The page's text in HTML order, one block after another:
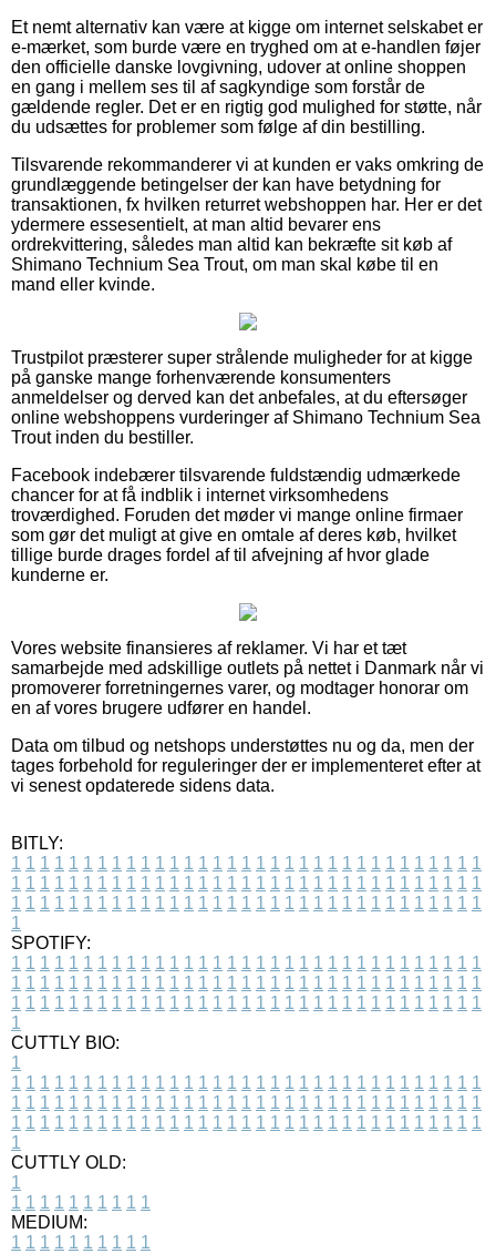
Et nemt alternativ kan være at kigge om internet selskabet er
e-mærket, som burde være en tryghed om at e-handlen føjer
den officielle danske lovgivning, udover at online shoppen
en gang i mellem ses til af sagkyndige som forstår de
gældende regler. Det er en rigtig god mulighed for støtte, når
du udsættes for problemer som følge af din bestilling.
Tilsvarende rekommanderer vi at kunden er vaks omkring de
grundlæggende betingelser der kan have betydning for
transaktionen, fx hvilken returret webshoppen har. Her er det
ydermere essesentielt, at man altid bevarer ens
ordrekvittering, således man altid kan bekræfte sit køb af
Shimano Technium Sea Trout, om man skal købe til en
mand eller kvinde.
Trustpilot præsterer super strålende muligheder for at kigge
på ganske mange forhenværende konsumenters
anmeldelser og derved kan det anbefales, at du eftersøger
online webshoppens vurderinger af Shimano Technium Sea
Trout inden du bestiller.
Facebook indebærer tilsvarende fuldstændig udmærkede
chancer for at få indblik i internet virksomhedens
troværdighed. Foruden det møder vi mange online firmaer
som gør det muligt at give en omtale af deres køb, hvilket
tillige burde drages fordel af til afvejning af hvor glade
kunderne er.
Vores website finansieres af reklamer. Vi har et tæt
samarbejde med adskillige outlets på nettet i Danmark når vi
promoverer forretningernes varer, og modtager honorar om
en af vores brugere udfører en handel.
Data om tilbud og netshops understøttes nu og da, men der
tages forbehold for reguleringer der er implementeret efter at
vi senest opdaterede sidens data.
BITLY:
1 1 1 1 1 1 1 1 1 1 1 1 1 1 1 1 1 1 1 1 1 1 1 1 1 1 1 1 1 1 1 1 1
1 1 1 1 1 1 1 1 1 1 1 1 1 1 1 1 1 1 1 1 1 1 1 1 1 1 1 1 1 1 1 1 1
1 1 1 1 1 1 1 1 1 1 1 1 1 1 1 1 1 1 1 1 1 1 1 1 1 1 1 1 1 1 1 1 1
1
SPOTIFY:
1 1 1 1 1 1 1 1 1 1 1 1 1 1 1 1 1 1 1 1 1 1 1 1 1 1 1 1 1 1 1 1 1
1 1 1 1 1 1 1 1 1 1 1 1 1 1 1 1 1 1 1 1 1 1 1 1 1 1 1 1 1 1 1 1 1
1 1 1 1 1 1 1 1 1 1 1 1 1 1 1 1 1 1 1 1 1 1 1 1 1 1 1 1 1 1 1 1 1
1
CUTTLY BIO:
1
1 1 1 1 1 1 1 1 1 1 1 1 1 1 1 1 1 1 1 1 1 1 1 1 1 1 1 1 1 1 1 1 1
1 1 1 1 1 1 1 1 1 1 1 1 1 1 1 1 1 1 1 1 1 1 1 1 1 1 1 1 1 1 1 1 1
1 1 1 1 1 1 1 1 1 1 1 1 1 1 1 1 1 1 1 1 1 1 1 1 1 1 1 1 1 1 1 1 1
1
CUTTLY OLD:
1
1 1 1 1 1 1 1 1 1 1
MEDIUM:
1 1 1 1 1 1 1 1 1 1